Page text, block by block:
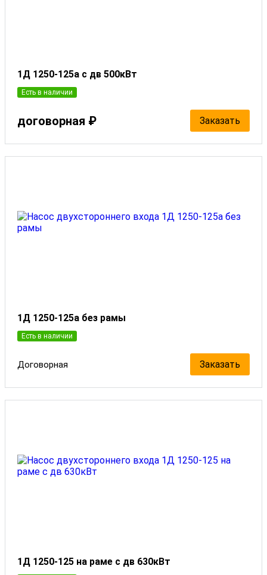
1Д 1250-125а с дв 500кВт
Есть в наличии
договорная ₽ Заказать
1Д 1250-125а без рамы
Есть в наличии
Договорная Заказать
1Д 1250-125 на раме с дв 630кВт